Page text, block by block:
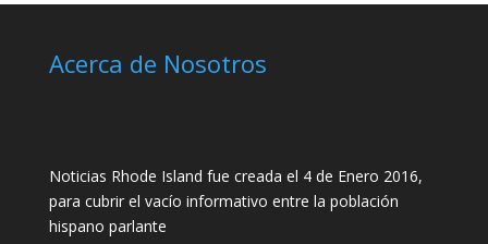
Acerca de Nosotros
Noticias Rhode Island fue creada el 4 de Enero 2016,
para cubrir el vacío informativo entre la población
hispano parlante